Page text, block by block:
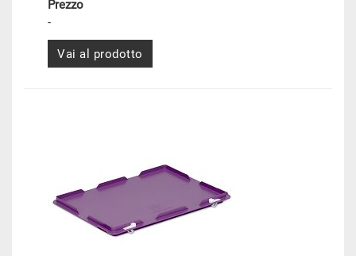
Prezzo
-
Vai al prodotto